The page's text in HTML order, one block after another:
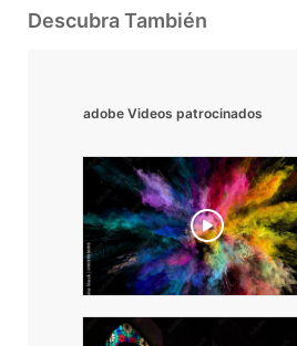
Descubra También
adobe Videos patrocinados